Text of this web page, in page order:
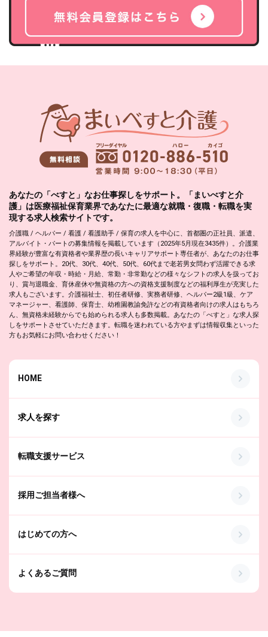
あなたの「べすと」なお仕事探しをサポート。「まいべすと介
護」は医療福祉保育業界であなたに最適な就職・復職・転職を実
現する求人検索サイトです。
介護職 / ヘルパー / 看護 / 看護助手 / 保育の求人を中心に、首都圏の正社員、派遣、
アルバイト・パートの募集情報を掲載しています（2025年5月現在3435件）。介護業
界経験が豊富な有資格者や業界歴の長いキャリアサポート専任者が、あなたのお仕事
探しをサポート。20代、30代、40代、50代、60代まで老若男女問わず活躍できる求
人やご希望の年収・時給・月給、常勤・非常勤などの様々なシフトの求人を扱ってお
り、賞与退職金、育休産休や無資格の方への資格支援制度などの福利厚生が充実した
求人もございます。介護福祉士、初任者研修、実務者研修、ヘルパー2級1級、ケア
マネージャー、看護師、保育士、幼稚園教諭免許などの有資格者向けの求人はもちろ
ん、無資格未経験からでも始められる求人も多数掲載。あなたの「べすと」な求人探
しをサポートさせていただきます。転職を迷われている方やまずは情報収集といった
方もお気軽にお問い合わせください！
HOME
求人を探す
転職支援サービス
採用ご担当者様へ
はじめての方へ
よくあるご質問